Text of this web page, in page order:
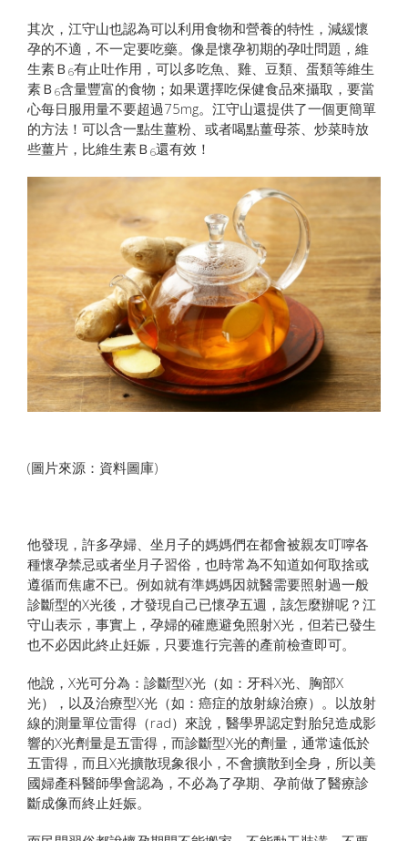
其次，江守山也認為可以利用食物和營養的特性，減緩懷
孕的不適，不一定要吃藥。像是懷孕初期的孕吐問題，維
生素Ｂ 6有止吐作用，可以多吃魚、雞、豆類、蛋類等維生
素Ｂ 6含量豐富的食物；如果選擇吃保健食品來攝取，要當
心每日服用量不要超過75mg。江守山還提供了一個更簡單
的方法！可以含一點生薑粉、或者喝點薑母茶、炒菜時放
些薑片，比維生素Ｂ 6還有效！
(圖片來源：資料圖庫)
他發現，許多孕婦、坐月子的媽媽們在都會被親友叮嚀各
種懷孕禁忌或者坐月子習俗，也時常為不知道如何取捨或
遵循而焦慮不已。例如就有準媽媽因就醫需要照射過一般
診斷型的X光後，才發現自己已懷孕五週，該怎麼辦呢？江
守山表示，事實上，孕婦的確應避免照射X光，但若已發生
也不必因此終止妊娠，只要進行完善的產前檢查即可。
他說，X光可分為：診斷型X光（如：牙科X光、胸部X
光），以及治療型X光（如：癌症的放射線治療）。以放射
線的測量單位雷得（rad）來說，醫學界認定對胎兒造成影
響的X光劑量是五雷得，而診斷型X光的劑量，通常遠低於
五雷得，而且X光擴散現象很小，不會擴散到全身，所以美
國婦產科醫師學會認為，不必為了孕期、孕前做了醫療診
斷成像而終止妊娠。